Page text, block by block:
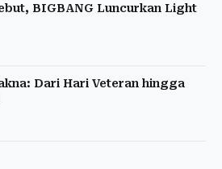
BIGBANG Luncurkan Light
Dari Hari Veteran hingga